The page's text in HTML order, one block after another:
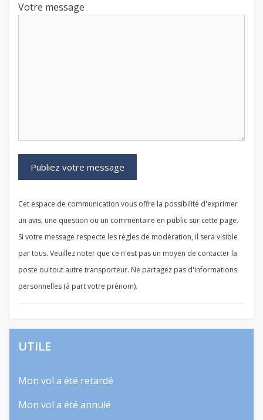
Votre message
Cet espace de communication vous offre la possibilité d'exprimer
un avis, une question ou un commentaire en public sur cette page.
Si votre message respecte les règles de modération, il sera visible
par tous. Veuillez noter que ce n'est pas un moyen de contacter la
poste ou tout autre transporteur. Ne partagez pas d'informations
personnelles (à part votre prénom).
UTILE
Mon vol a été retardé
Mon vol a été annulé